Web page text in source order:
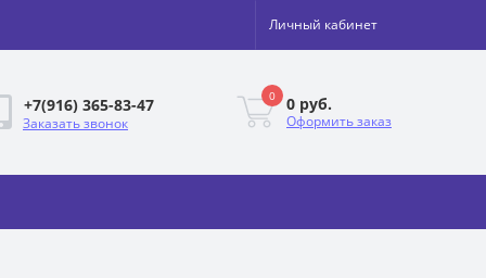
Личный кабинет
+7(916) 365-83-47
Заказать звонок
0 0 руб.
Оформить заказ